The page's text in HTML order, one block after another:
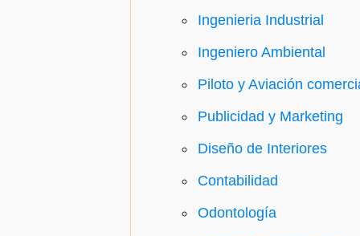
Ingenieria Industrial
Ingeniero Ambiental
Piloto y Aviación
Publicidad y Marketing
Diseño de Interiores
Contabilidad
Odontología